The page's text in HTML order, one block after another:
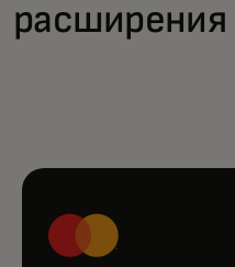
расширения